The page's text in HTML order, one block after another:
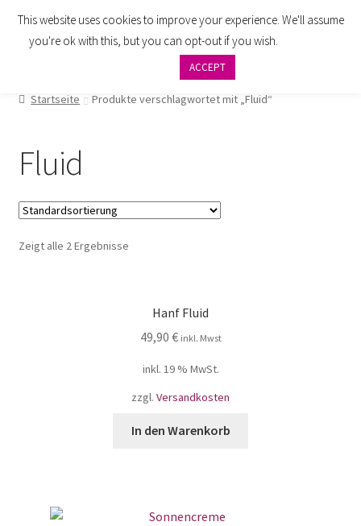
Zur
Navigation
Zum
Inhalt
Widerrufsbelehrung
Versand
Impressum
Startseite Produkte verschlagwortet mit „Fluid“
Fluid
Zeigt alle 2 Ergebnisse
Hanf Fluid
49,90 € inkl. Mwst
inkl. 19 % MwSt.
zzgl. Versandkosten
In den Warenkorb
This website uses cookies to improve your experience. We'll assume
you're ok with this, but you can opt-out if you wish.
ACCEPT